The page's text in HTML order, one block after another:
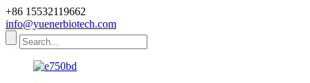
+86 15532119662
info@yuenerbiotech.com